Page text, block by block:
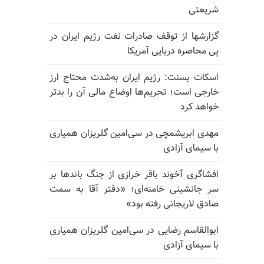
شریعتی
گزارشها از توقف صادرات نفت رژیم ایران در
پی محاصره دریایی آمریکا
اسکات بسنت: رژیم ایران به‌شدت محتاج ارز
خارجی است؛ تحریم‌ها اوضاع مالی آن را بدتر
خواهد کرد
مهدی ابریشمچی در سی‌امین گلریزان همیاری
با سیمای آزادی
افشاگری آخوند باقر خرازی از جنگ باندها بر
سر جانشینی خامنه‌ای؛ «دفتر آقا به سمت
صادق لاریجانی رفته بود»
ابوالقاسم رضایی در سی‌امین گلریزان همیاری
با سیمای آزادی